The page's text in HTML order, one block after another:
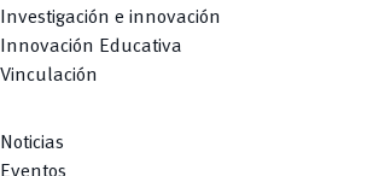
Investigación e innovación
Innovación Educativa
Vinculación
Noticias